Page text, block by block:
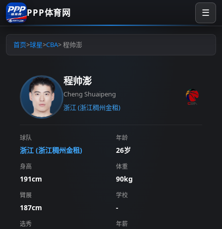
PPP体育网 ☰
首页>球星>CBA> 程帅澎
程帅澎
Cheng Shuaipeng
浙江 (浙江稠州金租)
球队
浙江 (浙江稠州金租)
年龄
26岁
身高
191cm
体重
90kg
臂展
187cm
学校
-
选秀 年薪